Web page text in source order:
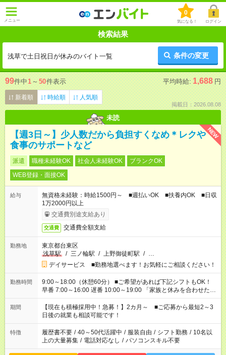
メニュー
0
気になる！ ログイン
検索結果
浅草で土日祝日が休みのバイト一覧 条件の変更
99件中1 ～ 50件表示 平均時給: 1,688 円
新着順 時給順 人気順
掲載日：2026.08.08
未読
NEW
【週3日～】少人数だから負担すくなめ＊レクや
食事のサポートなど
派遣 職種未経験OK 社会人未経験OK
ブランクOK
WEB登録・面接OK
給与
無資格未経験：時給1500円～ ■週払いOK ■扶養内OK ■日収
1万2000円以上
交通費別途支給あり
交通費 交通費全額支給
勤務地
東京都台東区
浅草駅
/ 三ノ輪駅 / 上野御徒町駅 / …
デイサービス ■勤務地選べます！お気軽にご相談ください！
勤務時間
9:00～18:00（休憩60分） ■ご希望があれば下記シフトもOK！
早番 7:00～16:00 遅番 10:00～19:00 「家族と休みを合わせた
い」 「余裕を持って夕飯の準備がしたい」 「できれば残業はし
たくない」 など、ご希望を教えてくださいね。 ※Wワーク希望
の方へ 今ご覧のお仕事で希望する勤務時間と、もう1つのお仕事
の勤務時間。 合計で週40時間を超える場合は応募できません。
期間
【現在も積極採用中！急募！】2カ月～ ■ご応募から最短2～3
日後の就業も相談可能です！
特徴 履歴書不要 / 40～50代活躍中 / 服装自由 / シフト勤務 / 10名以
上の大量募集 / 電話対応なし / パソコンスキル不要